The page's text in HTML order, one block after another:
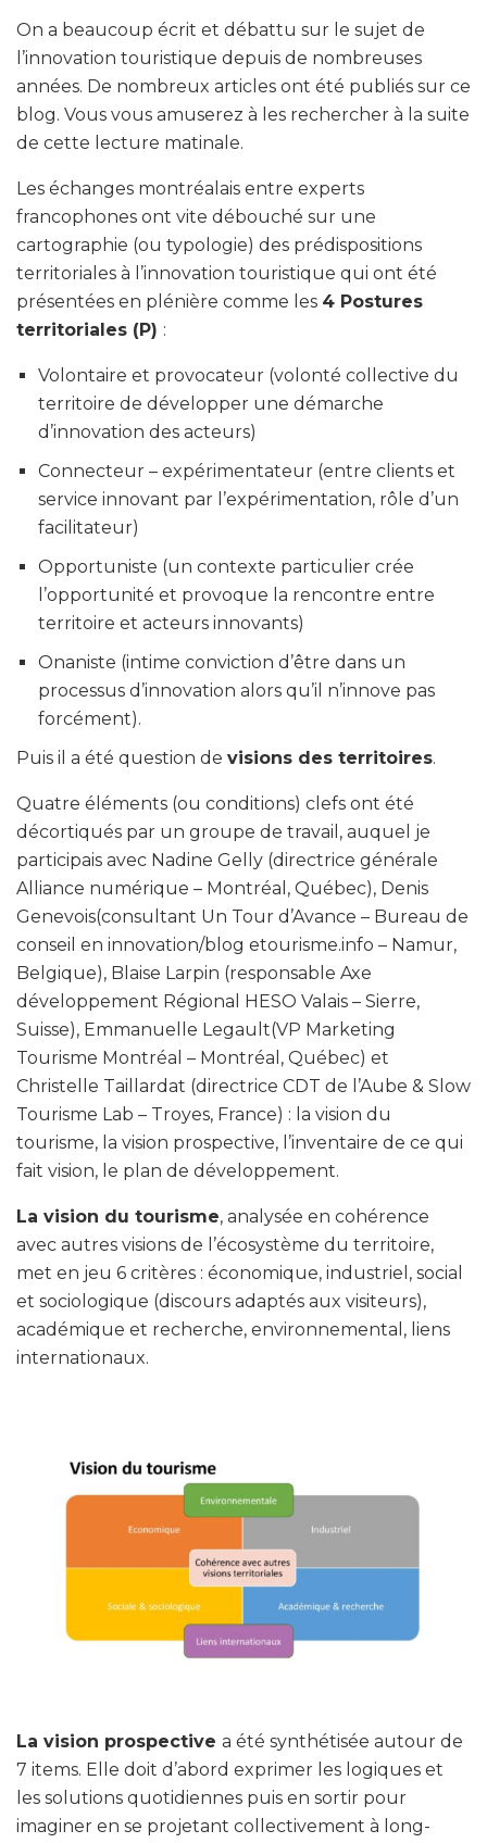
On a beaucoup écrit et débattu sur le sujet de
l’innovation touristique depuis de nombreuses
années. De nombreux articles ont été publiés sur ce
blog. Vous vous amuserez à les rechercher à la suite
de cette lecture matinale.
Les échanges montréalais entre experts
francophones ont vite débouché sur une
cartographie (ou typologie) des prédispositions
territoriales à l’innovation touristique qui ont été
présentées en plénière comme les 4 Postures
territoriales (P) :
Volontaire et provocateur (volonté collective du
territoire de développer une démarche
d’innovation des acteurs)
Connecteur – expérimentateur (entre clients et
service innovant par l’expérimentation, rôle d’un
facilitateur)
Opportuniste (un contexte particulier crée
l’opportunité et provoque la rencontre entre
territoire et acteurs innovants)
Onaniste (intime conviction d’être dans un
processus d’innovation alors qu’il n’innove pas
forcément).
Puis il a été question de visions des territoires.
Quatre éléments (ou conditions) clefs ont été
décortiqués par un groupe de travail, auquel je
participais avec Nadine Gelly (directrice générale
Alliance numérique – Montréal, Québec), Denis
Genevois(consultant Un Tour d’Avance – Bureau de
conseil en innovation/blog etourisme.info – Namur,
Belgique), Blaise Larpin (responsable Axe
développement Régional HESO Valais – Sierre,
Suisse), Emmanuelle Legault(VP Marketing
Tourisme Montréal – Montréal, Québec) et
Christelle Taillardat (directrice CDT de l’Aube & Slow
Tourisme Lab – Troyes, France) : la vision du
tourisme, la vision prospective, l’inventaire de ce qui
fait vision, le plan de développement.
La vision du tourisme, analysée en cohérence
avec autres visions de l’écosystème du territoire,
met en jeu 6 critères : économique, industriel, social
et sociologique (discours adaptés aux visiteurs),
académique et recherche, environnemental, liens
internationaux.
La vision prospective a été synthétisée autour de
7 items. Elle doit d’abord exprimer les logiques et
les solutions quotidiennes puis en sortir pour
imaginer en se projetant collectivement à long-